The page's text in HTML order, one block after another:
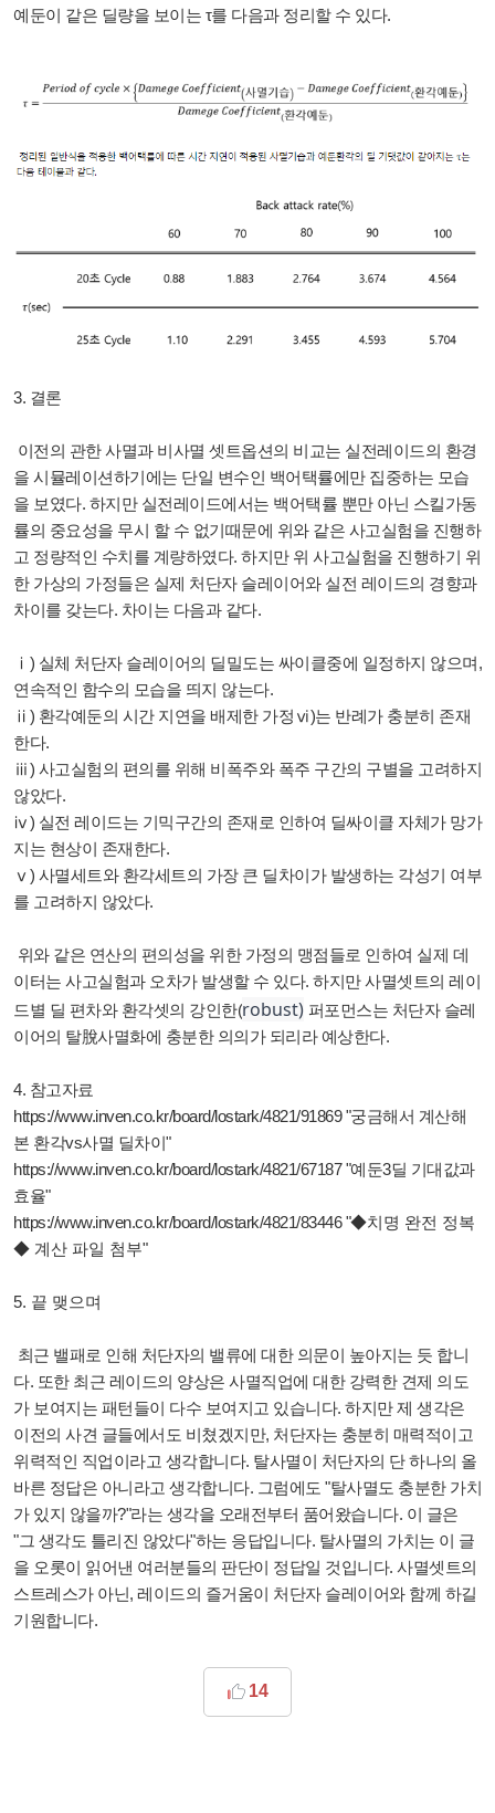
예둔이 같은 딜량을 보이는 τ를 다음과 정리할 수 있다.
3. 결론
이전의 관한 사멸과 비사멸 셋트옵션의 비교는 실전레이드의 환경
을 시뮬레이션하기에는 단일 변수인 백어택률에만 집중하는 모습
을 보였다. 하지만 실전레이드에서는 백어택률 뿐만 아닌 스킬가동
률의 중요성을 무시 할 수 없기때문에 위와 같은 사고실험을 진행하
고 정량적인 수치를 계량하였다. 하지만 위 사고실험을 진행하기 위
한 가상의 가정들은 실제 처단자 슬레이어와 실전 레이드의 경향과
차이를 갖는다. 차이는 다음과 같다.
ⅰ) 실체 처단자 슬레이어의 딜밀도는 싸이클중에 일정하지 않으며,
연속적인 함수의 모습을 띄지 않는다.
ⅱ) 환각예둔의 시간 지연을 배제한 가정 ⅵ)는 반례가 충분히 존재
한다.
ⅲ) 사고실험의 편의를 위해 비폭주와 폭주 구간의 구별을 고려하지
않았다.
ⅳ) 실전 레이드는 기믹구간의 존재로 인하여 딜싸이클 자체가 망가
지는 현상이 존재한다.
ⅴ) 사멸세트와 환각세트의 가장 큰 딜차이가 발생하는 각성기 여부
를 고려하지 않았다.
위와 같은 연산의 편의성을 위한 가정의 맹점들로 인하여 실제 데
이터는 사고실험과 오차가 발생할 수 있다. 하지만 사멸셋트의 레이
드별 딜 편차와 환각셋의 강인한(robust) 퍼포먼스는 처단자 슬레
이어의 탈脫사멸화에 충분한 의의가 되리라 예상한다.
4. 참고자료
https://www.inven.co.kr/board/lostark/4821/91869 "궁금해서 계산해
본 환각vs사멸 딜차이"
https://www.inven.co.kr/board/lostark/4821/67187 "예둔3딜 기대값과
효율"
https://www.inven.co.kr/board/lostark/4821/83446"◆치명 완전 정복
◆ 계산 파일 첨부"
5. 끝 맺으며
최근 밸패로 인해 처단자의 밸류에 대한 의문이 높아지는 듯 합니
다. 또한 최근 레이드의 양상은 사멸직업에 대한 강력한 견제 의도
가 보여지는 패턴들이 다수 보여지고 있습니다. 하지만 제 생각은
이전의 사견 글들에서도 비쳤겠지만, 처단자는 충분히 매력적이고
위력적인 직업이라고 생각합니다. 탈사멸이 처단자의 단 하나의 올
바른 정답은 아니라고 생각합니다. 그럼에도 "탈사멸도 충분한 가치
가 있지 않을까?"라는 생각을 오래전부터 품어왔습니다. 이 글은
"그 생각도 틀리진 않았다"하는 응답입니다. 탈사멸의 가치는 이 글
을 오롯이 읽어낸 여러분들의 판단이 정답일 것입니다. 사멸셋트의
스트레스가 아닌, 레이드의 즐거움이 처단자 슬레이어와 함께 하길
기원합니다.
14